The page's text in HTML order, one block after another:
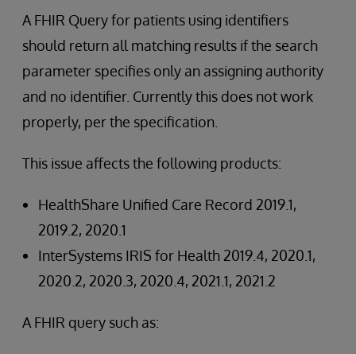
A FHIR Query for patients using identifiers
should return all matching results if the search
parameter specifies only an assigning authority
and no identifier. Currently this does not work
properly, per the specification.
This issue affects the following products:
HealthShare Unified Care Record 2019.1,
2019.2, 2020.1
InterSystems IRIS for Health 2019.4, 2020.1,
2020.2, 2020.3, 2020.4, 2021.1, 2021.2
A FHIR query such as: